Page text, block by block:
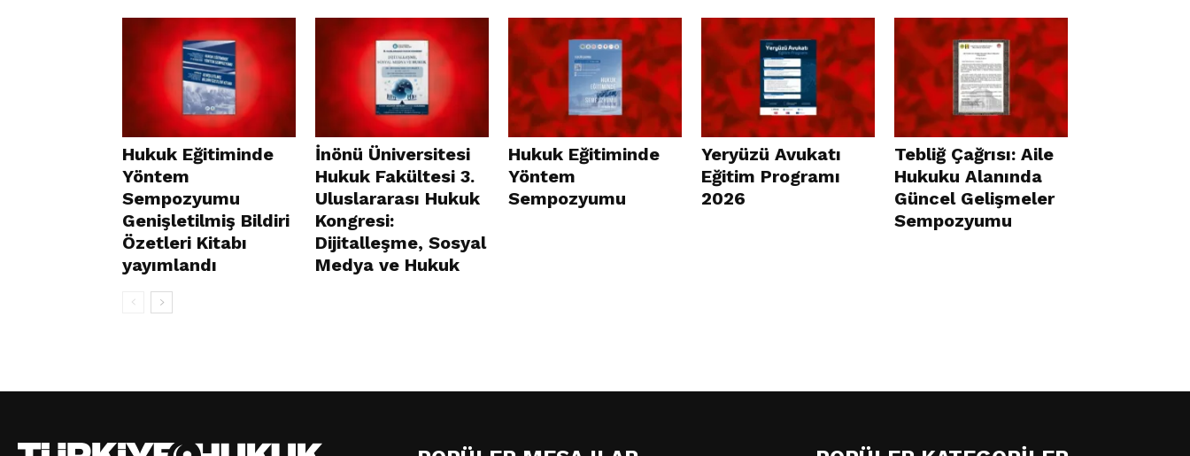
Hukuk Eğitiminde
Yöntem
Sempozyumu
Genişletilmiş Bildiri
Özetleri Kitabı
yayımlandı
İnönü Üniversitesi
Hukuk Fakültesi 3.
Uluslararası Hukuk
Kongresi:
Dijitalleşme, Sosyal
Medya ve Hukuk
Hukuk Eğitiminde
Yöntem
Sempozyumu
Yeryüzü Avukatı
Eğitim Programı
2026
Tebliğ Çağrısı: Aile
Hukuku Alanında
Güncel Gelişmeler
Sempozyumu